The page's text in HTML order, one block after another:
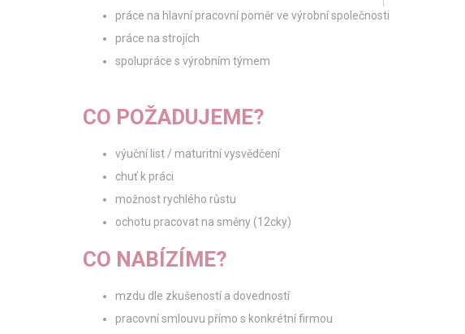
práce na hlavní pracovní poměr ve výrobní společnosti
práce na strojích
spolupráce s výrobním týmem
CO POŽADUJEME?
výuční list / maturitní vysvědčení
chuť k práci
možnost rychlého růstu
ochotu pracovat na směny (12cky)
CO NABÍZÍME?
mzdu dle zkušeností a dovedností
pracovní smlouvu přímo s konkrétní firmou